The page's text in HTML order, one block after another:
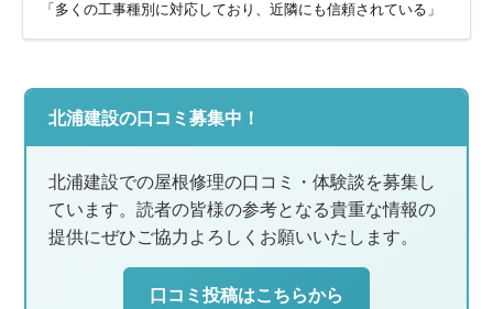
「多くの工事種別に対応しており、近隣にも信頼されている」
北浦建設の口コミ募集中！
北浦建設での屋根修理の口コミ・体験談を募集し
ています。読者の皆様の参考となる貴重な情報の
提供にぜひご協力よろしくお願いいたします。
口コミ投稿はこちらから